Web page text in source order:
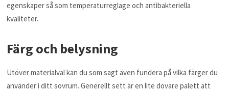
egenskaper så som temperaturreglage och antibakteriella
kvaliteter.
Färg och belysning
Utöver materialval kan du som sagt även fundera på vilka färger du
använder i ditt sovrum. Generellt sett är en lite dovare palett att